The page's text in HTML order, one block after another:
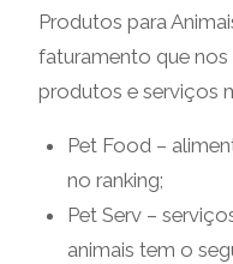
Produtos para
faturamento que
produtos e serviços
Pet Food –
no ranking;
Pet Serv –
animais tem o